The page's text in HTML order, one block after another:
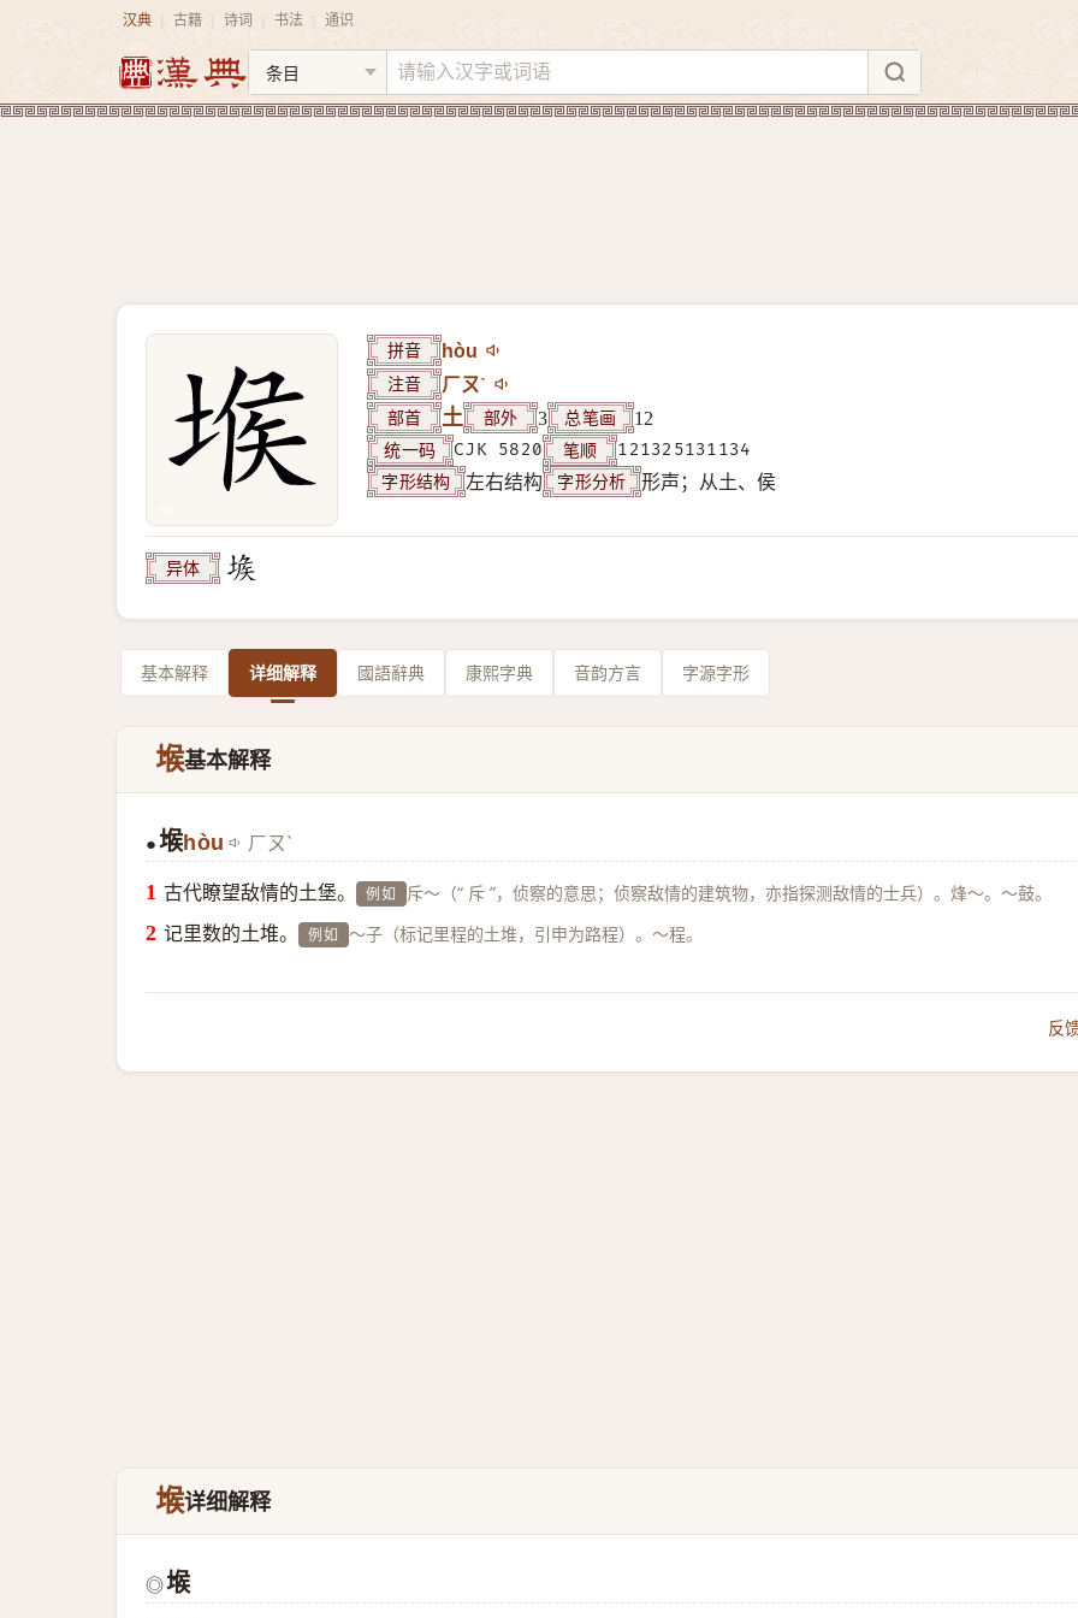
汉典 古籍 诗词 书法 通识
拼音 hòu
注音 ㄏㄡˋ
部首 土 部外 3 总笔画 12
统一码 CJK 5820 笔顺 121325131134
字形结构 左右结构 字形分析 形声；从土、侯
异体
基本解释 详细解释 國語辭典 康熙字典 音韵方言 字源字形
堠基本解释
● 堠hòu ㄏㄡˋ
古代瞭望敌情的土堡。 例如 斥～（“ 斥 ”，侦察的意思；侦察敌情的建筑物，亦指探测敌情的士兵）。烽～。～鼓。
记里数的土堆。 例如 ～子（标记里程的土堆，引申为路程）。～程。
反
堠详细解释
◎堠